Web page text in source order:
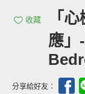
收藏
「
應」
分享給好友：